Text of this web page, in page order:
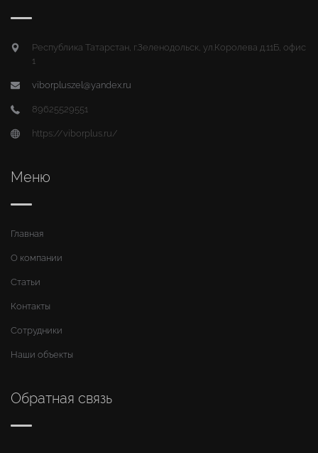
Республика Татарстан, г.Зеленодольск, ул.Королева д.11Б, офис
1
viborpluszel@yandex.ru
89625529551
https://viborplus.ru/
Меню
Главная
О компании
Статьи
Контакты
Сотрудники
Наши объекты
Обратная связь